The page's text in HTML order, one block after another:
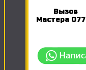
Вызов
Мастера